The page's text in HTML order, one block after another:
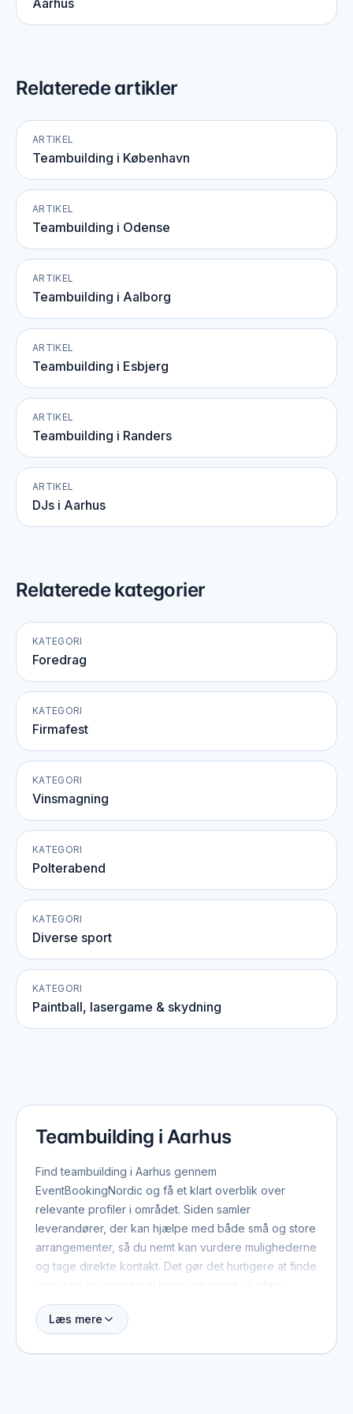
Aarhus
Relaterede artikler
ARTIKEL
Teambuilding i København
ARTIKEL
Teambuilding i Odense
ARTIKEL
Teambuilding i Aalborg
ARTIKEL
Teambuilding i Esbjerg
ARTIKEL
Teambuilding i Randers
ARTIKEL
DJs i Aarhus
Relaterede kategorier
KATEGORI
Foredrag
KATEGORI
Firmafest
KATEGORI
Vinsmagning
KATEGORI
Polterabend
KATEGORI
Diverse sport
KATEGORI
Paintball, lasergame & skydning
Teambuilding i Aarhus
Find teambuilding i Aarhus gennem
EventBookingNordic og få et klart overblik over
relevante profiler i området. Siden samler
leverandører, der kan hjælpe med både små og store
arrangementer, så du nemt kan vurdere mulighederne
og tage direkte kontakt. Det gør det hurtigere at finde
Når du booker teambuilding i Aarhus, er der typisk et
Læs mere